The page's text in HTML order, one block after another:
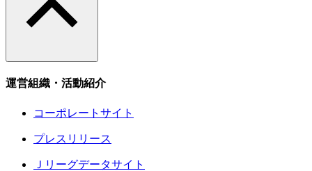
運営組織・活動紹介
コーポレートサイト
プレスリリース
Ｊリーグデータサイト